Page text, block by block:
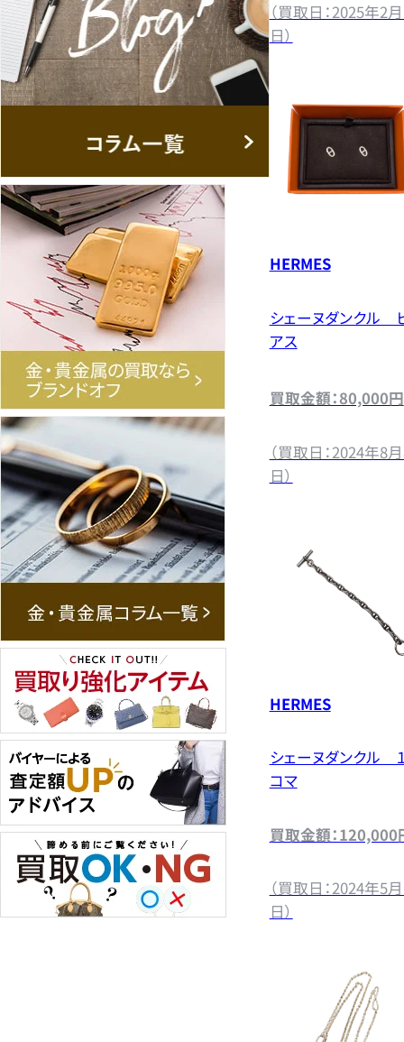
（買取日：2025年2
日）
HERMES
シェーヌダンクル
アス
買取金額：80,000円
（買取日：2024年8
日）
HERMES
シェーヌダンクル
コマ
買取金額：120,000
（買取日：2024年5
日）